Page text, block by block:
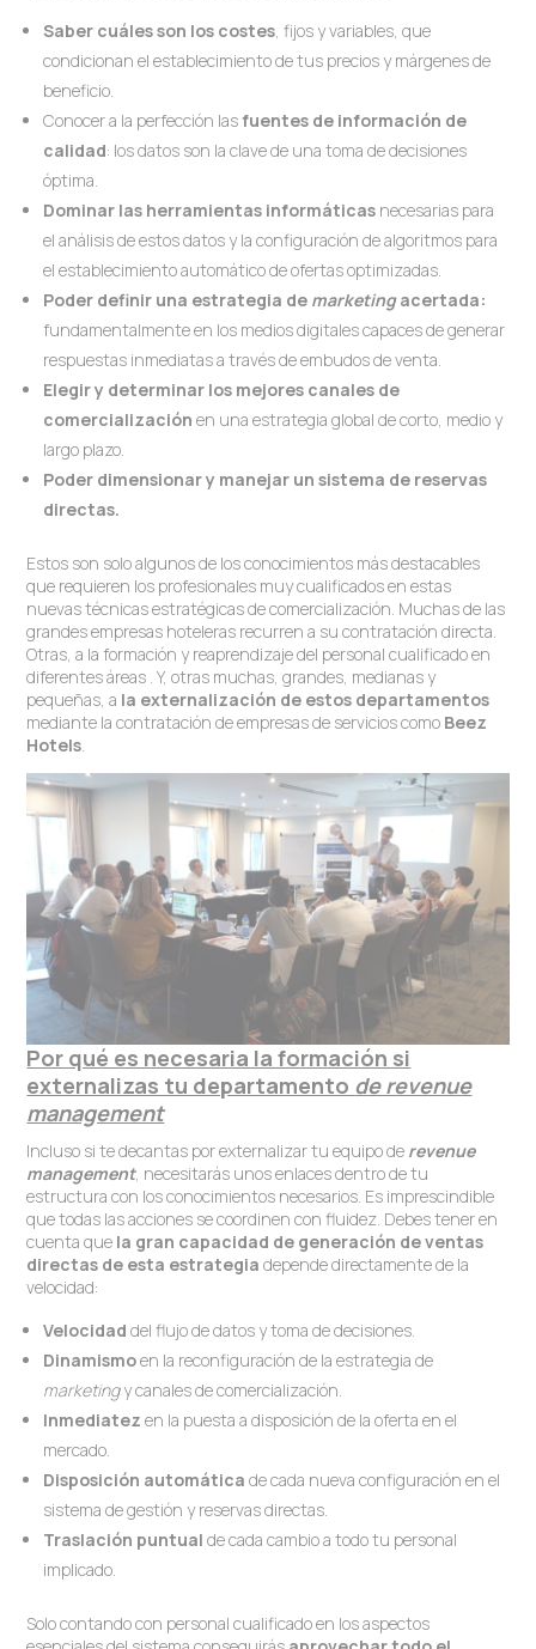
Saber cuáles son los costes, fijos y variables, que
condicionan el establecimiento de tus precios y márgenes de
beneficio.
Conocer a la perfección lasfuentes de información de
calidad: los datos son la clave de una toma de decisiones
óptima.
Dominar las herramientas informáticas necesarias para
el análisis de estos datos y la configuración de algoritmos para
el establecimiento automático de ofertas optimizadas.
Poder definir una estrategia de marketingacertada:
fundamentalmente en los medios digitales capaces de generar
respuestas inmediatas a través de embudos de venta.
Elegir y determinar los mejores canales de
comercialización en una estrategia global de corto, medio y
largo plazo.
Poder dimensionar y manejar un sistema de reservas
directas.
Estos son solo algunos de los conocimientos más destacables
que requieren los profesionales muy cualificados en estas
nuevas técnicas estratégicas de comercialización. Muchas de las
grandes empresas hoteleras recurren a su contratación directa.
Otras, a la formación y reaprendizaje del personal cualificado en
diferentes áreas . Y, otras muchas, grandes, medianas y
pequeñas, a la externalización de estos departamentos
mediante la contratación de empresas de servicios como Beez
Hotels.
Por qué es necesaria la formación si
externalizas tu departamento de revenue
management
Incluso si te decantas por externalizar tu equipo de revenue
management, necesitarás unos enlaces dentro de tu
estructura con los conocimientos necesarios. Es imprescindible
que todas las acciones se coordinen con fluidez. Debes tener en
cuenta que la gran capacidad de generación de ventas
directas de esta estrategia depende directamente de la
velocidad:
Velocidaddel flujo de datos y toma de decisiones.
Dinamismoen la reconfiguración de la estrategia de
marketingy canales de comercialización.
Inmediatezen la puesta a disposición de la oferta en el
mercado.
Disposición automática de cada nueva configuración en el
sistema de gestión y reservas directas.
Traslación puntualde cada cambio a todo tu personal
implicado.
Solo contando con personal cualificado en los aspectos